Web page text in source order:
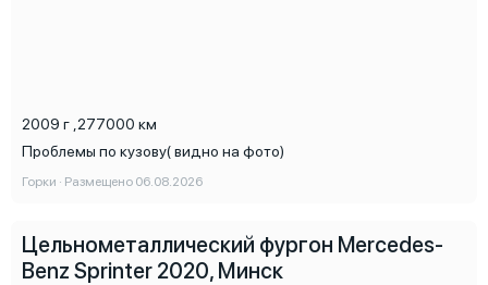
2009 г 277000 км
Проблемы по кузову( видно на фото)
Горки · Размещено 06.08.2026
Цельнометаллический фургон Mercedes-
Benz Sprinter 2020, Минск